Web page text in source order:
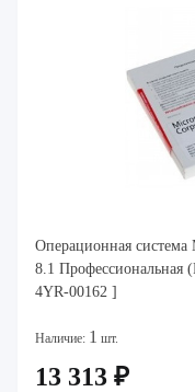
Операционная
8.1 Профессиональная
4YR-00162 ]
Наличие: 1 шт.
13 313 ₽